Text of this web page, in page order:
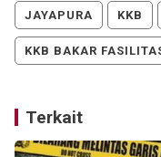
JAYAPURA KKB
KKB BAKAR
Terkait